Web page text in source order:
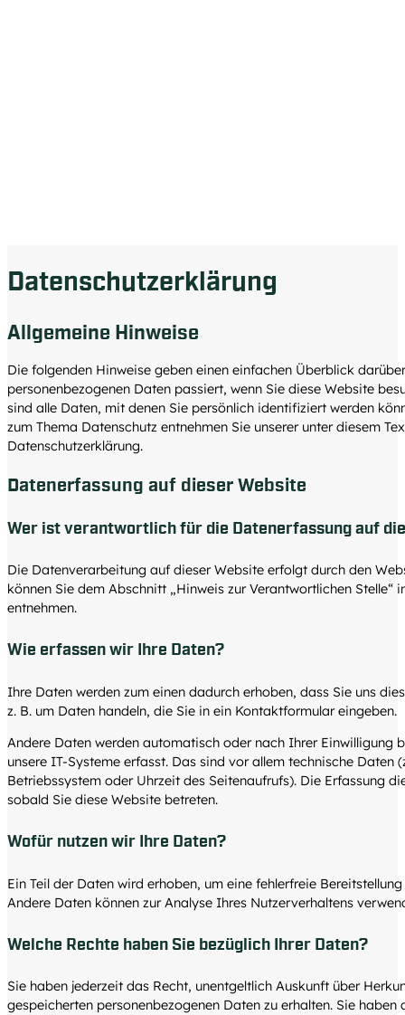
Datenschutzerklärung
Allgemeine Hinweise
Die folgenden Hinweise geben einen einfachen Überblick
personenbezogenen Daten passiert, wenn Sie diese Website
sind alle Daten, mit denen Sie persönlich identifiziert werden
zum Thema Datenschutz entnehmen Sie unserer unter diesem
Datenschutzerklärung.
Datenerfassung auf dieser Website
Wer ist verantwortlich für die Datenerfassung auf
Die Datenverarbeitung auf dieser Website erfolgt durch den
können Sie dem Abschnitt „Hinweis zur Verantwortlichen Stelle“
entnehmen.
Wie erfassen wir Ihre Daten?
Ihre Daten werden zum einen dadurch erhoben, dass Sie uns
z. B. um Daten handeln, die Sie in ein Kontaktformular eingeben.
Andere Daten werden automatisch oder nach Ihrer Einwilligung
unsere IT-Systeme erfasst. Das sind vor allem technische Daten
Betriebssystem oder Uhrzeit des Seitenaufrufs). Die Erfassung
sobald Sie diese Website betreten.
Wofür nutzen wir Ihre Daten?
Ein Teil der Daten wird erhoben, um eine fehlerfreie
Andere Daten können zur Analyse Ihres Nutzerverhaltens
Welche Rechte haben Sie bezüglich Ihrer Daten?
Sie haben jederzeit das Recht, unentgeltlich Auskunft über
gespeicherten personenbezogenen Daten zu erhalten. Sie haben